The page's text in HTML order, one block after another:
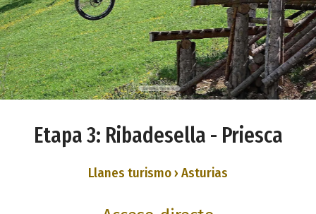
Etapa 3: Ribadesella - Priesca
Llanes turismo › Asturias